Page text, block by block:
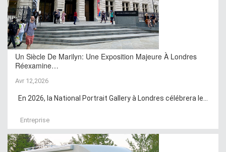
Un Siècle De Marilyn: Une Exposition Majeure À Londres
Réexamine…
Avr 12,2026
En 2026, la National Portrait Gallery à Londres célébrera le...
Entreprise